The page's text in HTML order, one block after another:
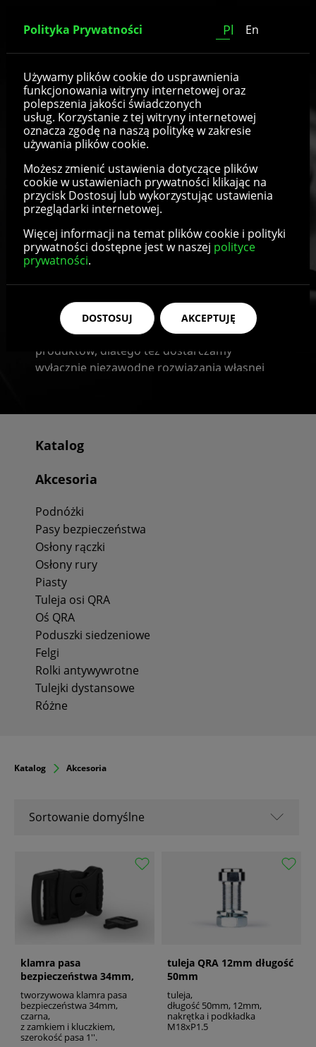
Akcesoria
Dbając o kompleksowość asortymentu naszej
firmy proponujemy szeroki wachlarz
akcesoriów do sprzętu rehabilitacyjnego. W
zależności od produktu, wpływa on na
bezpieczeństwo jazdy, komfort użytkowania
dla osoby niepełnosprawnej oraz
prowadzenia dla opiekuna.
Proponujemy między innymi pasy
bezpieczeństwa, osłony rączek i rur, osie,
poduszki siedzeniowe, odblaski, felgi, piasty,
podnóżki czy tuleje do wózków inwalidzkich.
Zawsze dokładamy wszelkich starań, aby
zagwarantować najwyższą jakość polecanych
produktów, dlatego też dostarczamy
wyłącznie niezawodne rozwiązania własnej
Przy wykorzystaniu oferowanych przez nas
nie tylko ulepszyć posiadany sprzęt, ale
ewentualnej awarii.
Zawsze służymy dobrą radą, dzięki czemu
będziesz mógł dobrać odpowiednie produkty
do swoich potrzeb.
Katalog
Akcesoria
Podnóżki
Pasy bezpieczeństwa
Osłony rączki
Osłony rury
Piasty
Tuleja osi QRA
Oś QRA
Poduszki siedzeniowe
Felgi
Rolki antywywrotne
Tulejki dystansowe
Różne
Katalog Akcesoria
Sortowanie domyślne
Nazwa A-Z
Nazwa Z-A
Od popularnych
Od najnowszych
klamra pasa
bezpieczeństwa 34mm,
zamek i klucz
tworzywowa klamra pasa
bezpieczeństwa 34mm,
czarna,
z zamkiem i kluczkiem,
szerokość pasa 1''.
tuleja QRA 12mm długość
50mm
tuleja,
długość 50mm, 12mm,
nakrętka i podkładka
M18xP1.5
Polityka Prywatności Pl En
Używamy plików cookie do usprawnienia
funkcjonowania witryny internetowej oraz
polepszenia jakości świadczonych
usług. Korzystanie z tej witryny internetowej
oznacza zgodę na naszą politykę w zakresie
używania plików cookie.
Możesz zmienić ustawienia dotyczące plików
cookie w ustawieniach prywatności klikając na
przycisk Dostosuj lub wykorzystując ustawienia
przeglądarki internetowej.
Więcej informacji na temat plików cookie i polityki
prywatności dostępne jest w naszej polityce
prywatności.
DOSTOSUJ AKCEPTUJĘ